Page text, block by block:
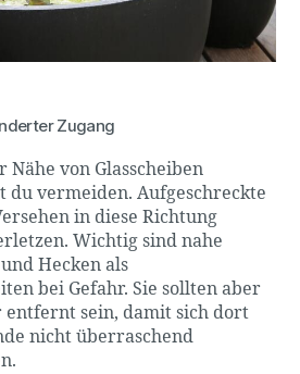
Zugang
Nähe von Glasscheiben
du vermeiden. Aufgeschreckte
in diese Richtung
Wichtig sind nahe
Hecken als
bei Gefahr. Sie sollten aber
entfernt sein, damit sich dort
nicht überraschend